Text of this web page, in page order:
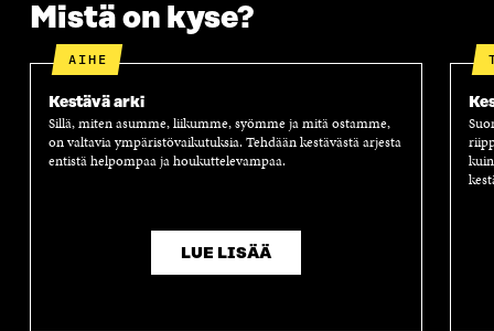
Mistä on kyse?
AIHE
Kestävä arki
Sillä, miten asumme, liikumme, syömme ja mitä ostamme,
on valtavia ympäristövaikutuksia. Tehdään kestävästä arjesta
entistä helpompaa ja houkuttelevampaa.
LUE LISÄÄ